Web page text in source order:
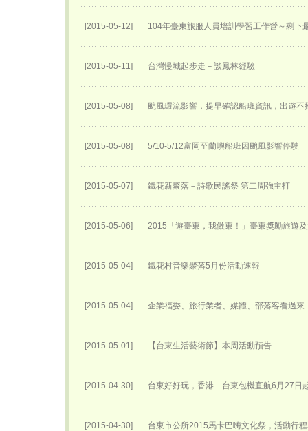
[2015-05-12] 104年臺東旅服人員培訓學習工作營～剩下
[2015-05-11] 台灣慢城起步走－談鳳林經驗
[2015-05-08] 颱風環流影響，提早確認船班資訊，出遊不
[2015-05-08] 5/10-5/12富岡至蘭嶼船班因颱風影響停駛
[2015-05-07] 鐵花新聚落－詩歌民謠祭 第二周強主打
[2015-05-06] 2015「遊臺東，我做東！」臺東獎勵旅遊
[2015-05-04] 鐵花村音樂聚落5月份活動速報
[2015-05-04] 企業福委、旅行業者、媒體、部落客看過
[2015-05-01] 【台東生活藝術節】本周活動預告
[2015-04-30] 台東好好玩，香港－台東包機直航6月27日​
[2015-04-30] 台東市公所2015馬卡巴嗨文化祭，活動行